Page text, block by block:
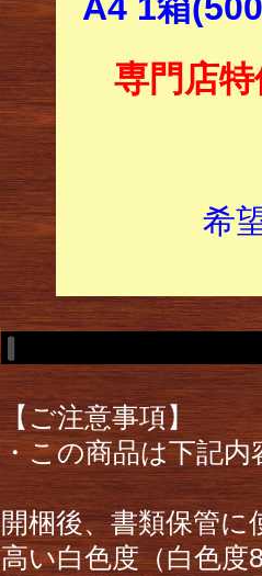
専門店特
希
【ご注意事項】
・この商品は下記
開梱後、書類保管
高い白色度（白色度